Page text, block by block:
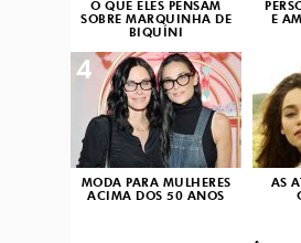
O QUE ELES PENSAM
SOBRE MARQUINHA DE
BIQUÍNI
E
MODA PARA MULHERES
ACIMA DOS 50 ANOS
4
AS